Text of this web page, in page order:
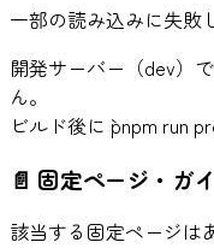
一部の読み込みに失敗
開発サーバー（dev）
ん。
ビルド後に `pnpm run
📄 固定ページ・ガ
該当する固定ページは